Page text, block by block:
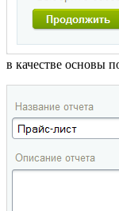
в качестве основы